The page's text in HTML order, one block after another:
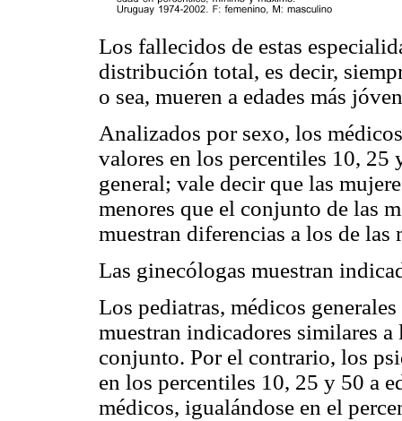
Los fallecidos de estas
distribución total, es decir,
o sea, mueren a edades más
Analizados por sexo, los
valores en los percentiles 10, 25
general; vale decir que las
menores que el conjunto de las
muestran diferencias a los de las
Las ginecólogas muestran
Los pediatras, médicos
muestran indicadores similares
conjunto. Por el contrario, los
en los percentiles 10, 25 y 50 a
médicos, igualándose en el